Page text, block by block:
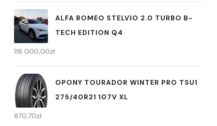
ALFA ROMEO STELVIO 2.0 TURBO B-
TECH EDITION Q4
118 000,00zł
OPONY TOURADOR WINTER PRO TSU1
275/40R21 107V XL
870,70zł